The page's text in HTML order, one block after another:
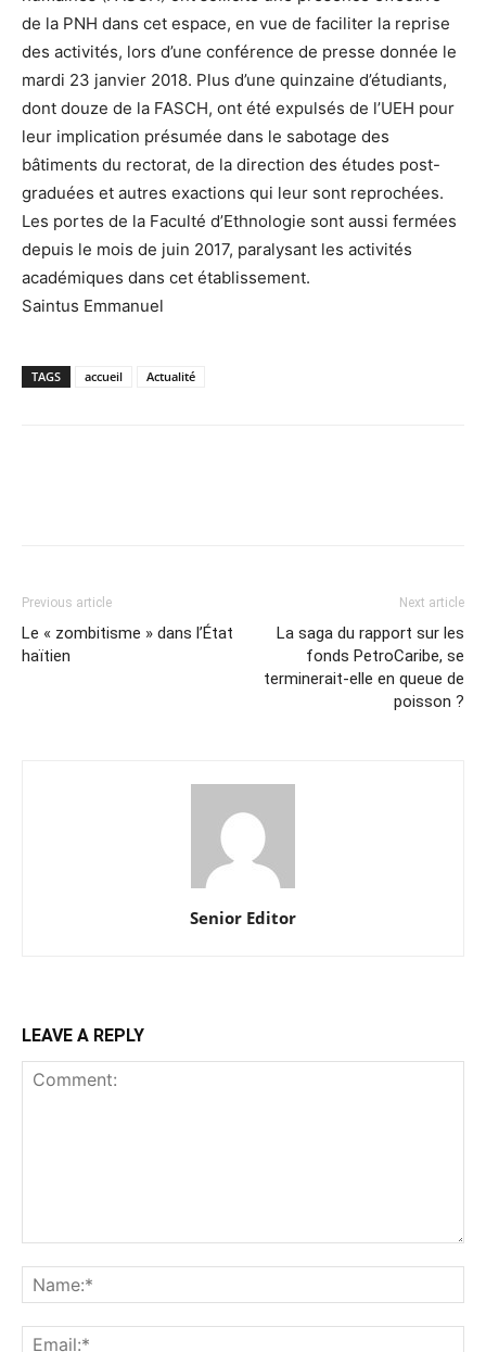
de la PNH dans cet espace, en vue de faciliter la reprise
des activités, lors d’une conférence de presse donnée le
mardi 23 janvier 2018. Plus d’une quinzaine d’étudiants,
dont douze de la FASCH, ont été expulsés de l’UEH pour
leur implication présumée dans le sabotage des
bâtiments du rectorat, de la direction des études post-
graduées et autres exactions qui leur sont reprochées.
Les portes de la Faculté d’Ethnologie sont aussi fermées
depuis le mois de juin 2017, paralysant les activités
académiques dans cet établissement.
Saintus Emmanuel
TAGS accueil Actualité
Previous article
Le « zombitisme » dans l’État
haïtien
Next article
La saga du rapport sur les
fonds PetroCaribe, se
terminerait-elle en queue de
poisson ?
Senior Editor
LEAVE A REPLY